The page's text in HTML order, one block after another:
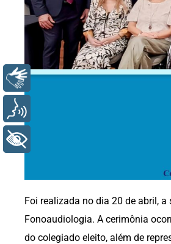
Foi realizada no dia 20 de abril,
Fonoaudiologia. A cerimônia
do colegiado eleito, além de
Libras